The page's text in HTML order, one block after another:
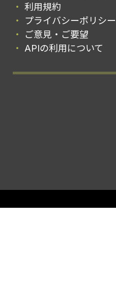
利用規約
プライバシーポリシー
ご意見・ご要望
APIの利用について